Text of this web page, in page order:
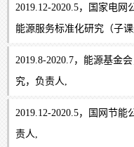
2019.12-2020.5，国家电
能源服务标准化研究（子
2019.8-2020.7，能源基金
究，负责人,
2019.12-2020.5，国网节
责人,